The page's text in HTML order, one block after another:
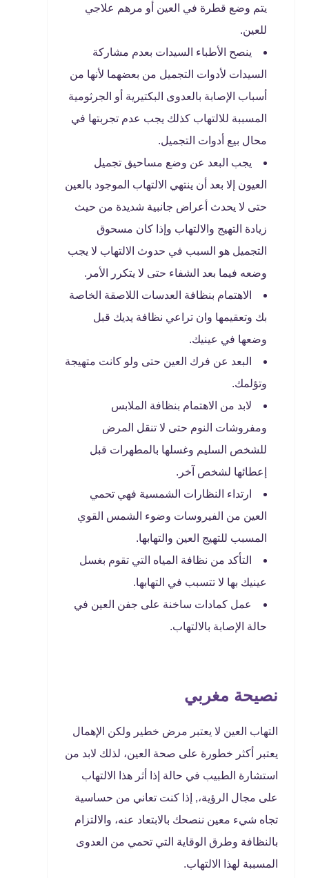
يتم وضع قطرة في العين أو مرهم علاجي
للعين.
ينصح الأطباء السيدات بعدم مشاركة
السيدات لأدوات التجميل من بعضهما لأنها من
أسباب الإصابة بالعدوى البكتيرية أو الجرثومية
المسببة للالتهاب كذلك يجب عدم تجربتها في
محال بيع أدوات التجميل.
يجب البعد عن وضع مساحيق تجميل
العيون إلا بعد أن ينتهي الالتهاب الموجود بالعين
حتى لا يحدث أعراض جانبية شديدة من حيث
زيادة التهيج والالتهاب وإذا كان مسحوق
التجميل هو السبب في حدوث الالتهاب لا يجب
وضعه فيما بعد الشفاء حتى لا يتكرر الأمر.
الاهتمام بنظافة العدسات اللاصقة الخاصة
بك وتعقيمها وان تراعي نظافة يديك قبل
وضعها في عينيك.
البعد عن فرك العين حتى ولو كانت متهيجة
وتؤلمك.
لابد من الاهتمام بنظافة الملابس
ومفروشات النوم حتى لا تنقل المرض
للشخص السليم وغسلها بالمطهرات قبل
إعطائها لشخص آخر.
ارتداء النظارات الشمسية فهي تحمي
العين من الفيروسات وضوء الشمس القوي
المسبب للتهيج العين والتهابها.
التأكد من نظافة المياه التي تقوم بغسل
عينيك بها لا تتسبب في التهابها.
عمل كمادات ساخنة على جفن العين في
حالة الإصابة بالالتهاب.
نصيحة مغربي
التهاب العين لا يعتبر مرض خطير ولكن الإهمال
يعتبر أكثر خطورة على صحة العين، لذلك لابد من
استشارة الطبيب في حالة إذا أثر هذا الالتهاب
على مجال الرؤية،, إذا كنت تعاني من حساسية
تجاه شيء معين ننصحك بالابتعاد عنه، والالتزام
بالنظافة وطرق الوقاية التي تحمي من العدوى
المسببة لهذا الالتهاب.